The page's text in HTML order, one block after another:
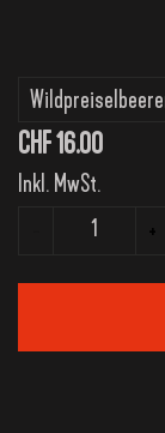
Variante
CHF 16.00
Inkl. MwSt.
+